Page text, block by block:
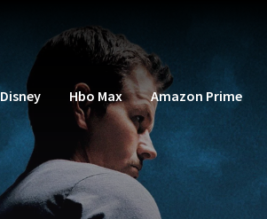
Disney Hbo Max Amazon Prime